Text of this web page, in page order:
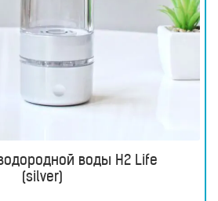
воды H2 Life
(silver)